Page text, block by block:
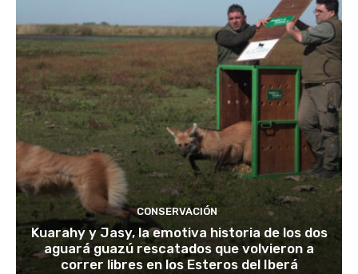
CONSERVACIÓN
Kuarahy y Jasy, la emotiva historia de los dos
aguará guazú rescatados que volvieron a
correr libres en los Esteros del Iberá